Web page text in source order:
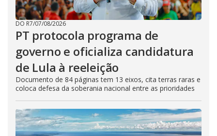
DO R7/07/08/2026
PT protocola programa de
governo e oficializa candidatura
de Lula à reeleição
Documento de 84 páginas tem 13 eixos, cita terras raras e
coloca defesa da soberania nacional entre as prioridades